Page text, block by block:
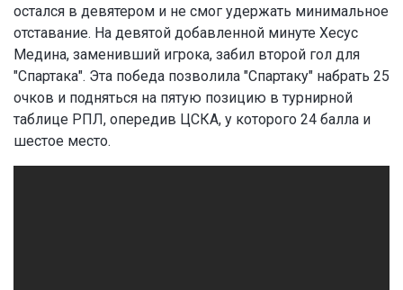
остался в девятером и не смог удержать минимальное
отставание. На девятой добавленной минуте Хесус
Медина, заменивший игрока, забил второй гол для
"Спартака". Эта победа позволила "Спартаку" набрать 25
очков и подняться на пятую позицию в турнирной
таблице РПЛ, опередив ЦСКА, у которого 24 балла и
шестое место.